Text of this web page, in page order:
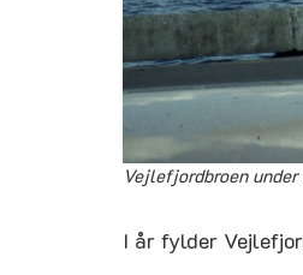
Vejlefjordbroen
I år fylder